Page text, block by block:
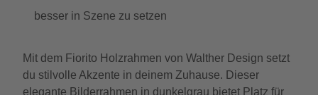
besser in Szene zu setzen
Mit dem Fiorito Holzrahmen von Walther Design setzt
du stilvolle Akzente in deinem Zuhause. Dieser
elegante Bilderrahmen in dunkelgrau bietet Platz für